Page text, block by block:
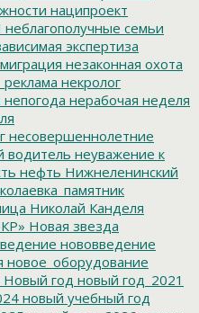
наципроект
неблагополучные семьи
экспертиза
незаконная охота
некролог
непогода нерабочая неделя
несовершеннолетние
водитель неуважение к
нефть Нижнеленинский
Николай Канделя
Новая звезда
нововведение
новое_оборудование
Новый год новый год_2021
новый учебный год